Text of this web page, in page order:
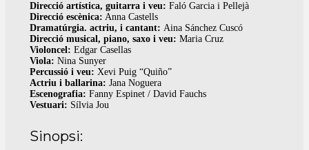
Direcció artística, guitarra i veu: Faló Garcia i Pellejà
Direcció escènica: Anna Castells
Dramatúrgia. actriu, i cantant:Aina Sánchez Cuscó
Direcció musical, piano, saxo i veu: Maria Cruz
Violoncel: Edgar Casellas
Viola: Nina Sunyer
Percussió i veu:Xevi Puig “Quiño”
Actriu i ballarina: Jana Noguera
Escenografia:Fanny Espinet / David Fauchs
Vestuari: Sílvia Jou
Sinopsi: